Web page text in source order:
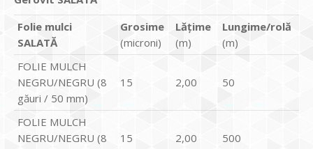
Folie mulci
SALATĂ
Grosime
(microni)
Lățime
(m)
Lungime/rolă
(m)
FOLIE MULCH
NEGRU/NEGRU (8
găuri / 50 mm)
15 2,00 50
FOLIE MULCH
NEGRU/NEGRU (8
15 2,00 500